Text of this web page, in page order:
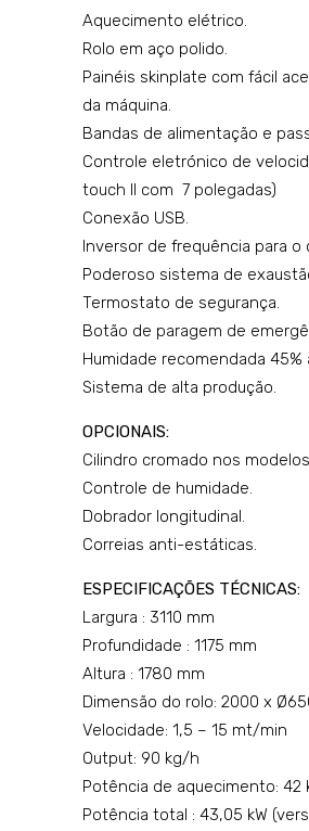
Aquecimento elétrico.
Rolo em aço polido.
Painéis skinplate com fácil
da máquina.
Bandas de alimentação e
Controle eletrónico de
touch II com 7 polegadas)
Conexão USB.
Inversor de frequência para
Poderoso sistema de
Termostato de segurança.
Botão de paragem de
Humidade recomendada 45%
Sistema de alta produção.
OPCIONAIS:
Cilindro cromado nos
Controle de humidade.
Dobrador longitudinal.
Correias anti-estáticas.
ESPECIFICAÇÕES TÉCNICAS:
Largura : 3110 mm
Profundidade : 1175 mm
Altura : 1780 mm
Dimensão do rolo: 2000 x
Velocidade: 1,5 – 15 mt/min
Output: 90 kg/h
Potência de aquecimento: 42
Potência total : 43,05 kW